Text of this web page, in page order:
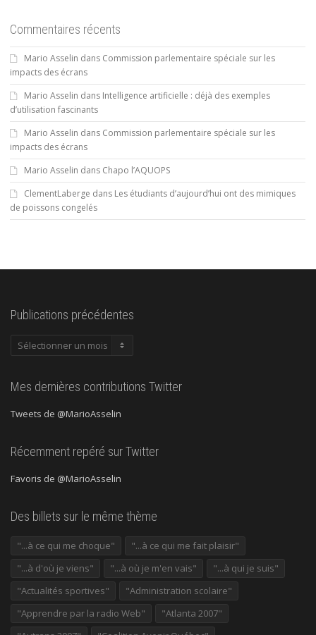
Commentaires récents
Mario Asselin dans Commission parlementaire spéciale sur les
impacts des écrans
Mario Asselin dans Intelligence artificielle : déjà des exemples
d’utilisation fascinants
Mario Asselin dans Commission parlementaire spéciale sur les
impacts des écrans
Mario Asselin dans Chapo l’AQUOPS
ClementLaberge dans Les étudiants d’aujourd’hui ont des mimiques
de poissons congelés
Publications précédentes
Publications
Mes dernières contributions Twitter
Tweets de @MarioAsselin
Récemment repéré sur Twitter
Favoris de @MarioAsselin
Des billets sur le même thème
"...à ce qui me choque"
"...à ce qui me fait plaisir"
"...à d'où je viens"
"...à où je m'en vais"
"...à qui je suis"
"Actualités sportives"
"Administration scolaire"
"Apprendre par la radio Web"
"Atlanta 2007"